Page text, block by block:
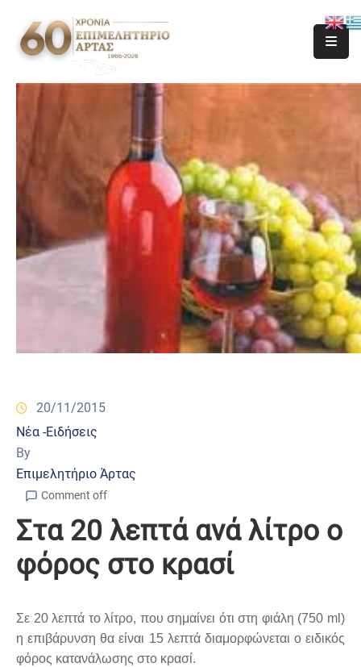
20/11/2015
Νέα -Ειδήσεις
By
Επιμελητήριο Άρτας
Comment off
Στα 20 λεπτά ανά λίτρο ο
φόρος στο κρασί
Σε 20 λεπτά το λίτρο, που σημαίνει ότι στη φιάλη (750 ml)
η επιβάρυνση θα είναι 15 λεπτά διαμορφώνεται ο ειδικός
φόρος κατανάλωσης στο κρασί.